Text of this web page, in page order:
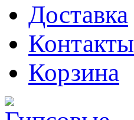
Доставка
Контакты
Корзина